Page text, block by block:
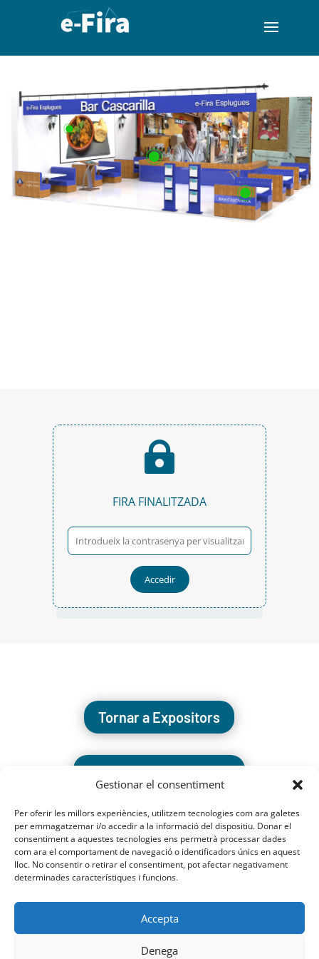
Gestionar el consentiment
Per oferir les millors experiències, utilitzem tecnologies com ara galetes
per emmagatzemar i/o accedir a la informació del dispositiu. Donar el
consentiment a aquestes tecnologies ens permetrà processar dades
com ara el comportament de navegació o identificadors únics en aquest
lloc. No consentir o retirar el consentiment, pot afectar negativament
determinades característiques i funcions.
Accepta
Denega

FIRA FINALITZADA
Accedir
Tornar a Expositors
Tornar a l'inici de la fira